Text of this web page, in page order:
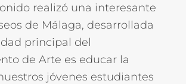
realizó una interesante
de Málaga, desarrollada
principal del
de Arte es educar la
jóvenes estudiantes